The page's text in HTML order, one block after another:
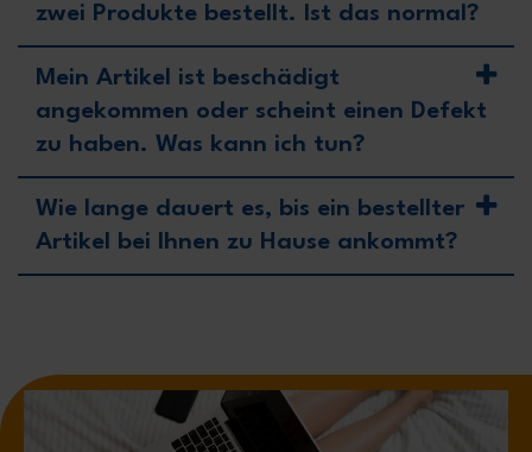
zwei Produkte bestellt. Ist das normal?
Mein Artikel ist beschädigt
angekommen oder scheint einen Defekt
zu haben. Was kann ich tun?
Wie lange dauert es, bis ein bestellter
Artikel bei Ihnen zu Hause ankommt?